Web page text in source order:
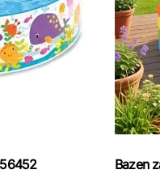
Bazen